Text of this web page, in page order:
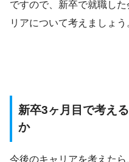
ですので、新卒で就職し
リアについて考えましょう
新卒3ヶ月目で考え
か
今後のキャリアを考えた